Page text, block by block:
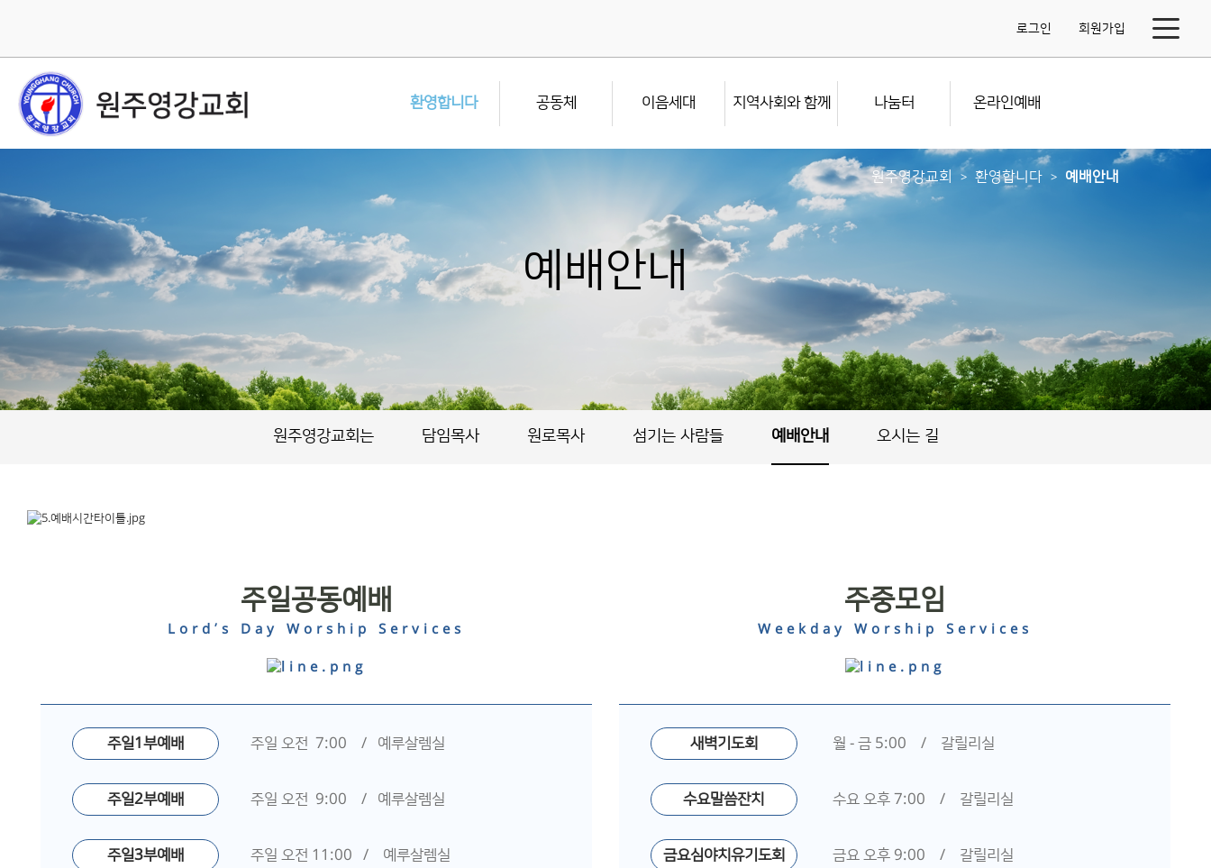
로그인 회원가입
환영합니다 공동체 이음세대 지역사회와 함께 나눔터 온라인예배
예배안내
원주영강교회 > 환영합니다 > 예배안내
원주영강교회는 담임목사 원로목사 섬기는 사람들 예배안내 오시는 길
주일공동예배
Lord’s Day Worship Services
주일1부예배 주일 오전 7:00 / 예루살렘실
주일2부예배 주일 오전 9:00 / 예루살렘실
주일3부예배 주일 오전 11:00 / 예루살렘실
주중모임
Weekday Worship Services
새벽기도회 월 - 금 5:00 / 갈릴리실
수요말씀잔치 수요 오후 7:00 / 갈릴리실
금요심야치유기도회
금요 오후 9:00 / 갈릴리실